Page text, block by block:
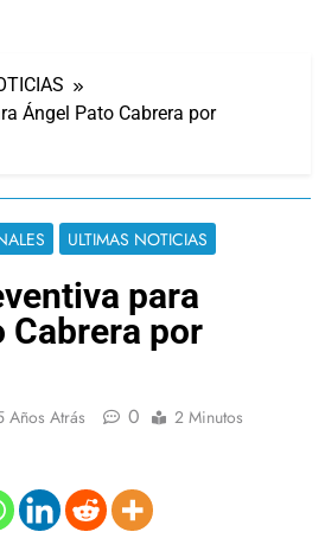
Ángel Pato Cabrera por
ULTIMAS NOTICIAS
para
Cabrera por
Años Atrás 0 2 Minutos